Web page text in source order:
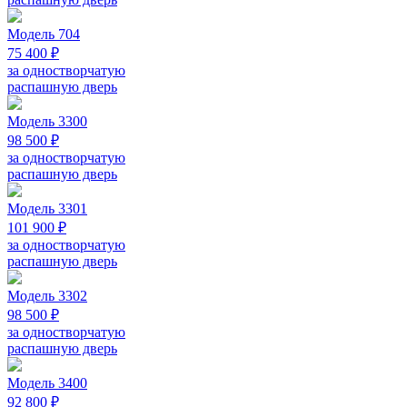
Модель 704
75 400 ₽
за одностворчатую
распашную дверь
Модель 3300
98 500 ₽
за одностворчатую
распашную дверь
Модель 3301
101 900 ₽
за одностворчатую
распашную дверь
Модель 3302
98 500 ₽
за одностворчатую
распашную дверь
Модель 3400
92 800 ₽